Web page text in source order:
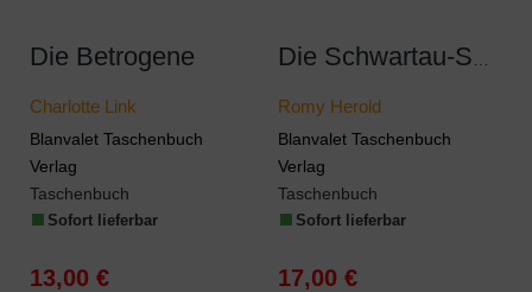
Die Betrogene
Charlotte Link
Blanvalet Taschenbuch
Verlag
Taschenbuch
Sofort lieferbar
13,00 €
Romy Herold
Blanvalet Taschenbuch
Verlag
Taschenbuch
Sofort lieferbar
17,00 €